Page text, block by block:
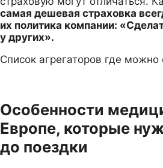
самая дешевая страховка
их политика компании:
у других».
Список агрегаторов где
Особенности
Европе, которые
до поездки